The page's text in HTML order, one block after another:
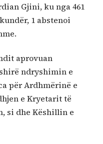
Gjini, ku nga 461
1 abstenoi
aprovuan
ndryshimin e
për Ardhmërinë e
e Kryetarit të
si dhe Këshillin e